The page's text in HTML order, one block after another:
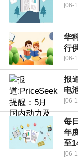
[06-
华
行
[06-
报
电
[06-
每
年
至
[06-